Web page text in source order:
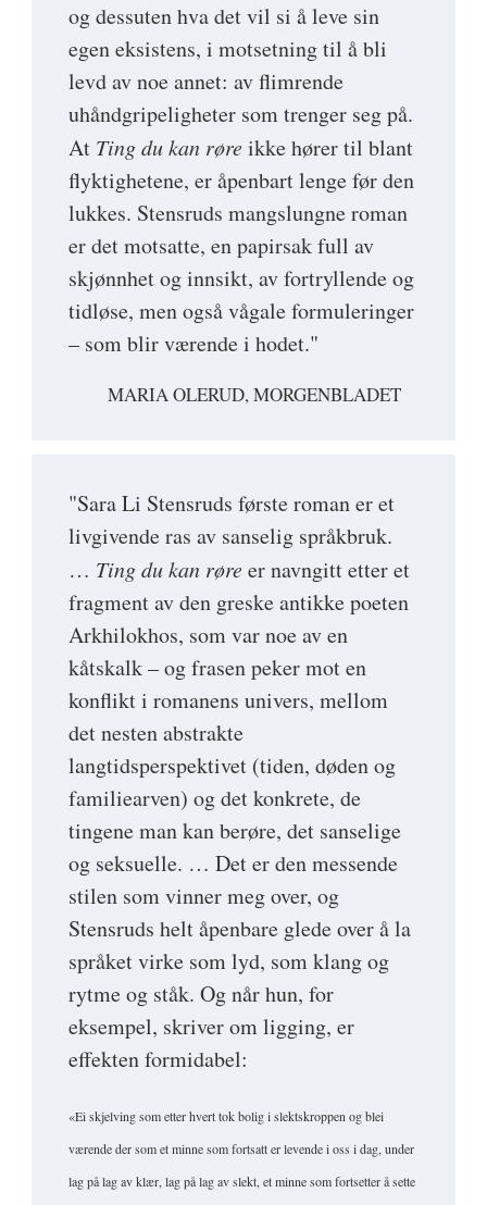
og dessuten hva det vil si å leve sin
egen eksistens, i motsetning til å bli
levd av noe annet: av flimrende
uhåndgripeligheter som trenger seg på.
At Ting du kan røreikke hører til blant
flyktighetene, er åpenbart lenge før den
lukkes. Stensruds mangslungne roman
er det motsatte, en papirsak full av
skjønnhet og innsikt, av fortryllende og
tidløse, men også vågale formuleringer
– som blir værende i hodet."
MARIA OLERUD, MORGENBLADET
"Sara Li Stensruds første roman er et
livgivende ras av sanselig språkbruk.
… Ting du kan røreer navngitt etter et
fragment av den greske antikke poeten
Arkhilokhos, som var noe av en
kåtskalk – og frasen peker mot en
konflikt i romanens univers, mellom
det nesten abstrakte
langtidsperspektivet (tiden, døden og
familiearven) og det konkrete, de
tingene man kan berøre, det sanselige
og seksuelle. … Det er den messende
stilen som vinner meg over, og
Stensruds helt åpenbare glede over å la
språket virke som lyd, som klang og
rytme og ståk. Og når hun, for
eksempel, skriver om ligging, er
effekten formidabel:
«Ei skjelving som etter hvert tok bolig i slektskroppen og blei
værende der som et minne som fortsatt er levende i oss i dag, under
lag på lag av klær, lag på lag av slekt, et minne som fortsetter å sette